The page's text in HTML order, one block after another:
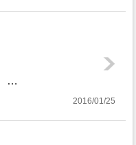
台北は年中を通して湿度が高く、いきなり暑くなったり寒くなったりなど急激な温度変化も多く、風邪を引きやすいです。私自身も、周りの留学生たちも、季節の変わり目...
2016/01/25